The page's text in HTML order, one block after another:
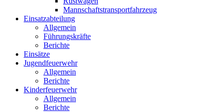
Mannschafts­transportfahrzeug
Einsatz­abteilung
Allgemein
Führungs­kräfte
Berichte
Einsätze
Jugend­feuerwehr
Allgemein
Berichte
Kinder­feuerwehr
Allgemein
Berichte